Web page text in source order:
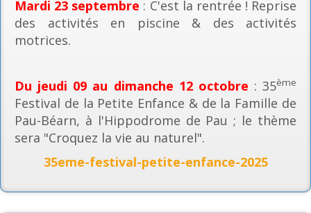
Mardi 23 septembre : C'est la rentrée ! Reprise
des activités en piscine & des activités
motrices.
Du jeudi 09 au dimanche 12 octobre : 35ème
Festival de la Petite Enfance & de la Famille de
Pau-Béarn, à l'Hippodrome de Pau ; le thème
sera "Croquez la vie au naturel".
35eme-festival-petite-enfance-2025